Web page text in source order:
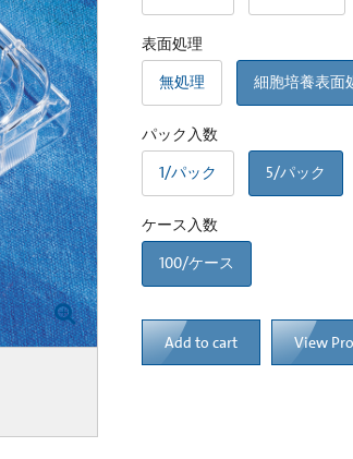
表面処理
無処理
細胞培養表面
パック入数
1/パック
5/パック
ケース入数
100/ケース
Add to cart View